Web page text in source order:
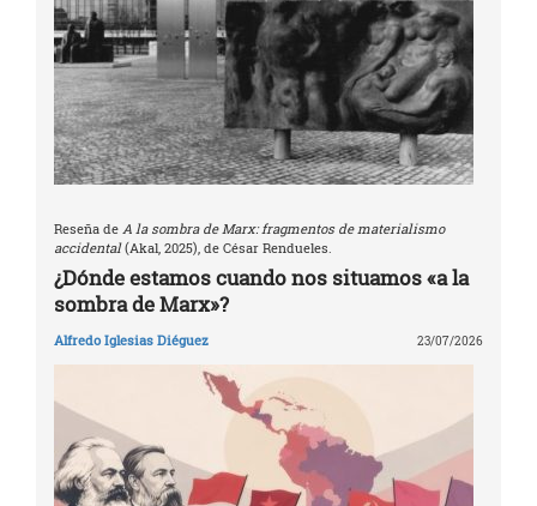
Reseña de A la sombra de Marx: fragmentos de materialismo
accidental(Akal, 2025), de César Rendueles.
¿Dónde estamos cuando nos situamos «a la
sombra de Marx»?
Alfredo Iglesias Diéguez 23/07/2026